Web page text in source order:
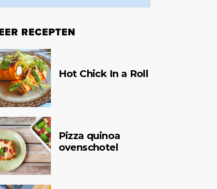
RECEPTEN
Hot Chick In a Roll
Pizza quinoa
ovenschotel